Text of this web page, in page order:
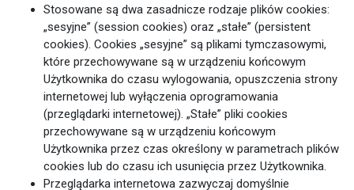
Stosowane są dwa zasadnicze rodzaje plików cookies:
„sesyjne” (session cookies) oraz „stałe” (persistent
cookies). Cookies „sesyjne” są plikami tymczasowymi,
które przechowywane są w urządzeniu końcowym
Użytkownika do czasu wylogowania, opuszczenia strony
internetowej lub wyłączenia oprogramowania
(przeglądarki internetowej). „Stałe” pliki cookies
przechowywane są w urządzeniu końcowym
Użytkownika przez czas określony w parametrach plików
cookies lub do czasu ich usunięcia przez Użytkownika.
Przeglądarka internetowa zazwyczaj domyślnie